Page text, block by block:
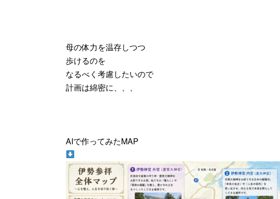
母の体力を温存しつつ
歩けるのを
なるべく考慮したいので
計画は綿密に、、、
AIで作ってみたMAP